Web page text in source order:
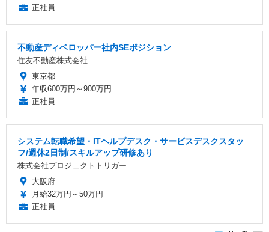
正社員
不動産ディベロッパー社内SEポジション
住友不動産株式会社
東京都
年収600万円～900万円
正社員
システム転職希望・ITヘルプデスク・サービスデスクスタッ
フ/週休2日制/スキルアップ研修あり
株式会社プロジェクトトリガー
大阪府
月給32万円～50万円
正社員